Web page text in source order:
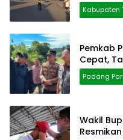
Kabupaten
Pemkab
Cepat,
Padang
Wakil